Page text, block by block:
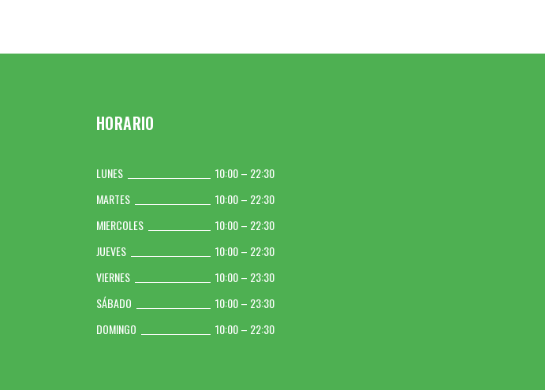
HORARIO
LUNES
10:00 – 22:30
MARTES
10:00 – 22:30
MIERCOLES
10:00 – 22:30
JUEVES
10:00 – 22:30
VIERNES
10:00 – 23:30
SÁBADO
10:00 – 23:30
DOMINGO
10:00 – 22:30